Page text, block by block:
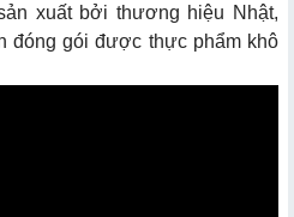
xuất bởi thương hiệu Nhật,
đóng gói được thực phẩm khô